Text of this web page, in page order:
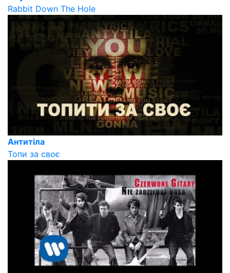
Rabbit Down The Hole
Антитіла
Топи за своє